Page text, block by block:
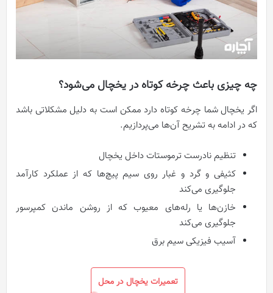
چه چیزی باعث چرخه کوتاه در یخچال می‌شود؟
اگر یخچال شما چرخه کوتاه دارد ممکن است به دلیل مشکلاتی باشد
که در ادامه به تشریح آن‌ها می‌پردازیم.
تنظیم نادرست ترموستات داخل یخچال
کثیفی و گرد و غبار روی سیم پیچ‌ها که از عملکرد کارآمد
جلوگیری می‌کند
خازن‌ها یا رله‌های معیوب که از روشن ماندن کمپرسور
جلوگیری می‌کند
آسیب فیزیکی سیم برق
تعمیرات یخچال در محل